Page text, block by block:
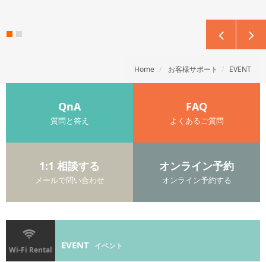
n
Home お客様サポート EVENT
QnA
質問と答え
FAQ
よくあるご質問
1:1 相談する
メールで問い合わせ
オンライン予約
オンライン予約する
Wi-Fi Rental EVENT イベント